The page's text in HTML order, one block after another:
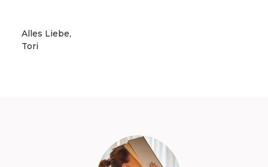
Alles Liebe,
Tori